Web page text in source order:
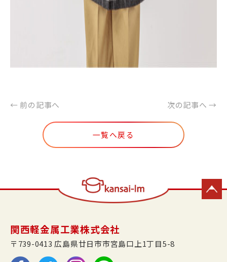
← 前の記事へ 次の記事へ →
一覧へ戻る
関西軽金属工業株式会社
〒739-0413 広島県廿日市市宮島口上1丁目5-8